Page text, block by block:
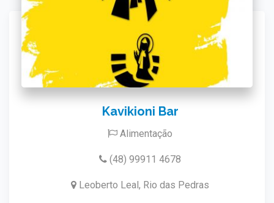
Kavikioni Bar
Alimentação
(48) 99911 4678
Leoberto Leal, Rio das Pedras